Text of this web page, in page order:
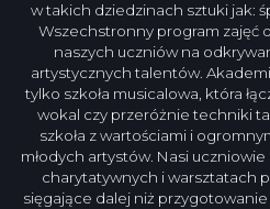
w takich dziedzinach sztuki jak:
Wszechstronny program zajęć
naszych uczniów na
artystycznych talentów.
tylko szkoła musicalowa, która
wokal czy przeróżnie techniki
szkoła z wartościami i
młodych artystów. Nasi
charytatywnych i warsztatach
sięgające dalej niż